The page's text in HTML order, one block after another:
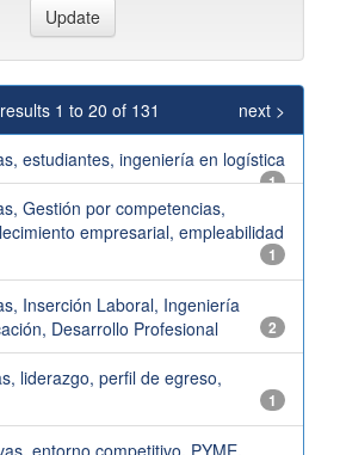
1 to 20 of 131 next >
estudiantes, ingeniería en logística
1
Gestión por competencias,
empresarial, empleabilidad
1
Inserción Laboral, Ingeniería
Desarrollo Profesional
2
liderazgo, perfil de egreso,
1